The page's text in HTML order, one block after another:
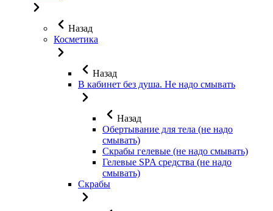
Назад
Косметика
Назад
В кабинет без душа. Не надо смывать
Назад
Обертывание для тела (не надо
смывать)
Скрабы гелевые (не надо смывать)
Гелевые SPA средства (не надо
смывать)
Скрабы